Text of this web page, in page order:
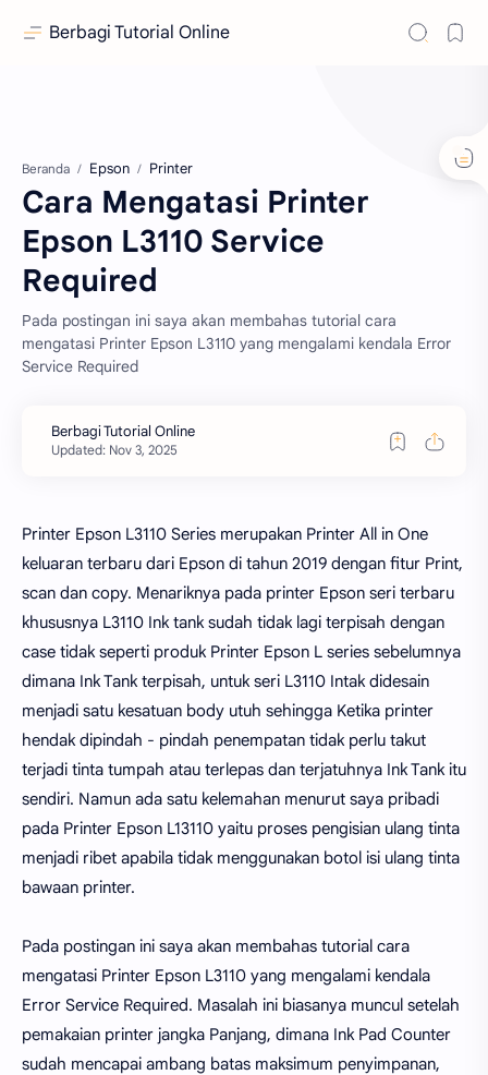
Berbagi Tutorial Online
Beranda Epson Printer
Cara Mengatasi Printer
Epson L3110 Service
Required
Pada postingan ini saya akan membahas tutorial cara
mengatasi Printer Epson L3110 yang mengalami kendala Error
Service Required
Printer Epson L3110 Series merupakan Printer All in One
keluaran terbaru dari Epson di tahun 2019 dengan fitur Print,
scan dan copy. Menariknya pada printer Epson seri terbaru
khususnya L3110 Ink tank sudah tidak lagi terpisah dengan
case tidak seperti produk Printer Epson L series sebelumnya
dimana Ink Tank terpisah, untuk seri L3110 Intak didesain
menjadi satu kesatuan body utuh sehingga Ketika printer
hendak dipindah - pindah penempatan tidak perlu takut
terjadi tinta tumpah atau terlepas dan terjatuhnya Ink Tank itu
sendiri. Namun ada satu kelemahan menurut saya pribadi
pada Printer Epson L13110 yaitu proses pengisian ulang tinta
menjadi ribet apabila tidak menggunakan botol isi ulang tinta
bawaan printer.
Pada postingan ini saya akan membahas tutorial cara
mengatasi Printer Epson L3110 yang mengalami kendala
Error Service Required. Masalah ini biasanya muncul setelah
pemakaian printer jangka Panjang, dimana Ink Pad Counter
sudah mencapai ambang batas maksimum penyimpanan,